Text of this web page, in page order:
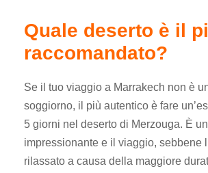
Quale deserto è il
raccomandato?
Se il tuo viaggio a Marrakech non è
soggiorno, il più autentico è fare
5 giorni nel deserto di Merzouga. È
impressionante e il viaggio, sebbene
rilassato a causa della maggiore